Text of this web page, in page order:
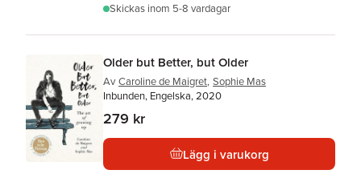
Skickas inom 5-8 vardagar
Older but Better, but Older
Av Caroline de Maigret, Sophie Mas
Inbunden, Engelska, 2020
279 kr
Lägg i varukorg